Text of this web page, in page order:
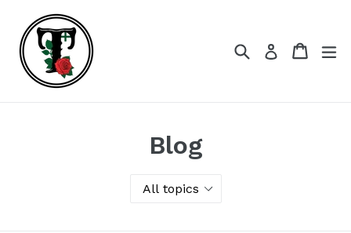
content
SearchLog in Cart
Cart
Blog